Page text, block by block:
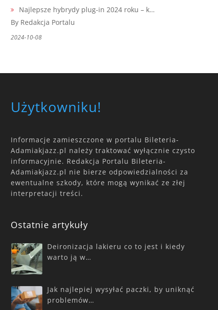
Najlepsze hybrydy plug-in 2024 roku – k…
By Redakcja Portalu
2024-10-08
Użytkowniku!
Informacje zamieszczone w portalu Bileteria-
Adamiakjazz.pl należy traktować wyłącznie czysto
informacyjnie. Redakcja Portalu Bileteria-
Adamiakjazz.pl nie bierze odpowiedzialności za
ewentualne szkody, które mogą wynikać ze złej
interpretacji treści.
Ostatnie artykuły
Deironizacja lakieru co to jest i kiedy
warto ją w…
Jak najlepiej wysyłać paczki, by uniknąć
problemów…